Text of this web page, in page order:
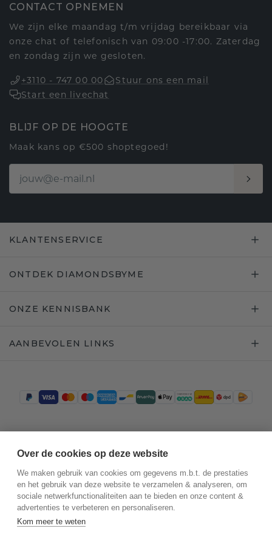
CONTACT OPNEMEN
We zijn elke maandag t/m vrijdag bereikbaar via
onze chat of telefonisch van 09:00 -17:00. Zaterdag
en zondag zijn we gesloten.
+3110 - 747 00 00
Stuur ons een mail
Start een livechat
BLIJF OP DE HOOGTE
Maak kans op €500 shoptegoed!
KLANTENSERVICE
ONTDEK DIAMONDSBYME
ONZE KENNISBANK
AANBEVOLEN LINKS
Over de cookies op deze website
We maken gebruik van cookies om gegevens m.b.t. de prestaties
en het gebruik van deze website te verzamelen & analyseren, om
sociale netwerkfunctionaliteiten aan te bieden en onze content &
advertenties te verbeteren en personaliseren.
Kom meer te weten